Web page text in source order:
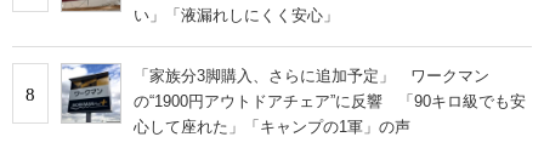
い」「液漏れしにくく安心」
8
「家族分3脚購入、さらに追加予定」 ワークマン
の“1900円アウトドアチェア”に反響 「90キロ級でも安
心して座れた」「キャンプの1軍」の声